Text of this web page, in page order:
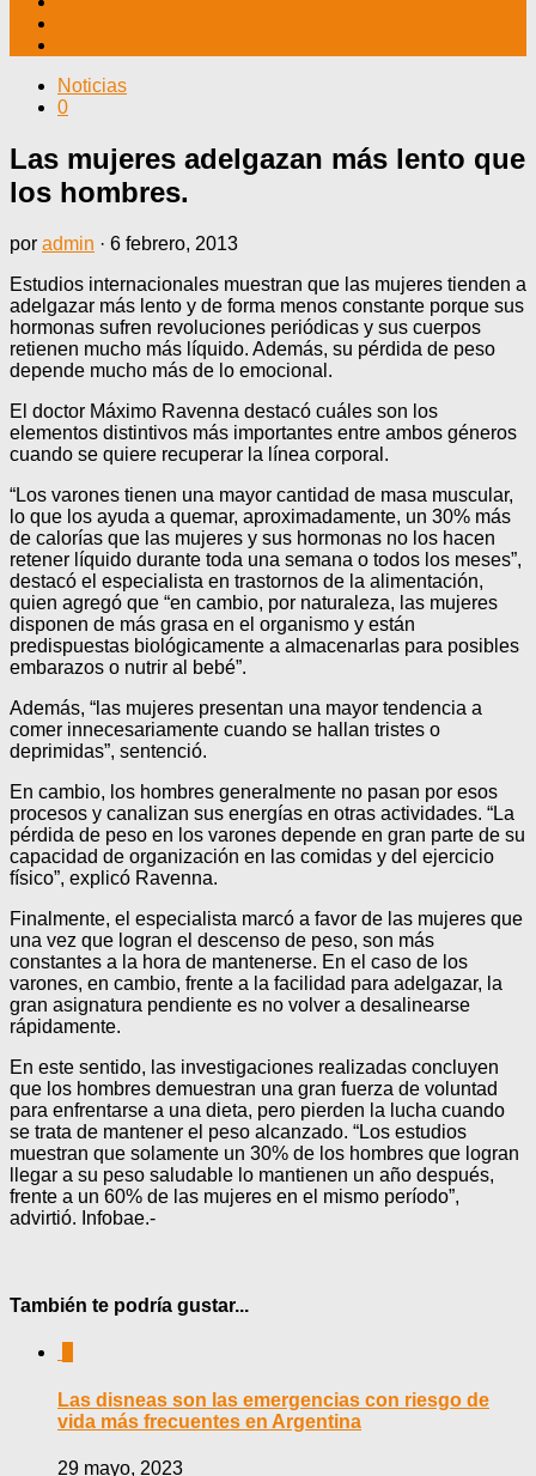
Noticias
0
Las mujeres adelgazan más lento que
los hombres.
por admin · 6 febrero, 2013
Estudios internacionales muestran que las mujeres tienden a
adelgazar más lento y de forma menos constante porque sus
hormonas sufren revoluciones periódicas y sus cuerpos
retienen mucho más líquido. Además, su pérdida de peso
depende mucho más de lo emocional.
El doctor Máximo Ravenna destacó cuáles son los
elementos distintivos más importantes entre ambos géneros
cuando se quiere recuperar la línea corporal.
“Los varones tienen una mayor cantidad de masa muscular,
lo que los ayuda a quemar, aproximadamente, un 30% más
de calorías que las mujeres y sus hormonas no los hacen
retener líquido durante toda una semana o todos los meses”,
destacó el especialista en trastornos de la alimentación,
quien agregó que “en cambio, por naturaleza, las mujeres
disponen de más grasa en el organismo y están
predispuestas biológicamente a almacenarlas para posibles
embarazos o nutrir al bebé”.
Además, “las mujeres presentan una mayor tendencia a
comer innecesariamente cuando se hallan tristes o
deprimidas”, sentenció.
En cambio, los hombres generalmente no pasan por esos
procesos y canalizan sus energías en otras actividades. “La
pérdida de peso en los varones depende en gran parte de su
capacidad de organización en las comidas y del ejercicio
físico”, explicó Ravenna.
Finalmente, el especialista marcó a favor de las mujeres que
una vez que logran el descenso de peso, son más
constantes a la hora de mantenerse. En el caso de los
varones, en cambio, frente a la facilidad para adelgazar, la
gran asignatura pendiente es no volver a desalinearse
rápidamente.
En este sentido, las investigaciones realizadas concluyen
que los hombres demuestran una gran fuerza de voluntad
para enfrentarse a una dieta, pero pierden la lucha cuando
se trata de mantener el peso alcanzado. “Los estudios
muestran que solamente un 30% de los hombres que logran
llegar a su peso saludable lo mantienen un año después,
frente a un 60% de las mujeres en el mismo período”,
advirtió. Infobae.-
También te podría gustar...
Las disneas son las emergencias con riesgo de
vida más frecuentes en Argentina
29 mayo, 2023